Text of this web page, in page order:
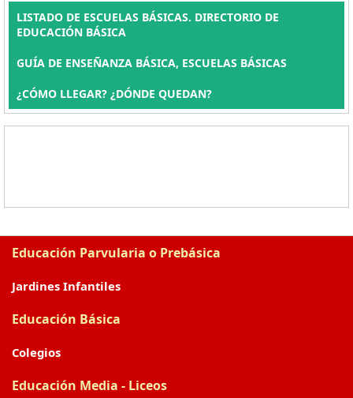
LISTADO DE ESCUELAS BÁSICAS. DIRECTORIO DE
EDUCACIÓN BÁSICA
GUÍA DE ENSEÑANZA BÁSICA, ESCUELAS BÁSICAS
¿CÓMO LLEGAR? ¿DÓNDE QUEDAN?
Educación Parvularia o Prebásica
Jardines Infantiles
Educación Básica
Colegios
Educación Media - Liceos